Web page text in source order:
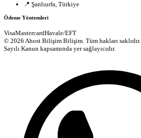
📍 Şanlıurfa, Türkiye
Ödeme Yöntemleri
VisaMastercardHavale/EFT
© 2026 Ahost Bilişim Bilişim. Tüm hakları saklıdır.
Sayılı Kanun kapsamında yer sağlayıcıdır.